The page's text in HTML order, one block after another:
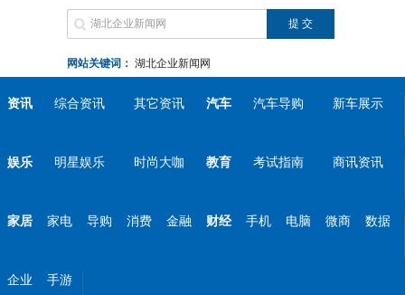
网站关键词： 湖北企业新闻网
资讯 综合资讯 其它资讯 汽车 汽车导购 新车展示
娱乐 明星娱乐 时尚大咖 教育 考试指南 商讯资讯
家居 家电 导购 消费 金融 财经 手机 电脑 微商 数据
企业
手游